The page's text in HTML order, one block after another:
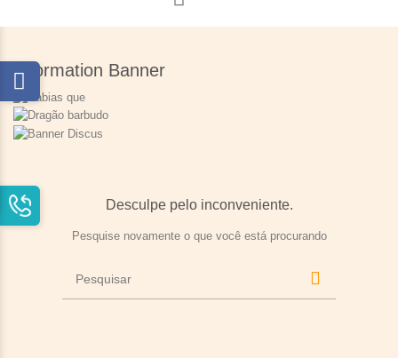
Information Banner
Desculpe pelo inconveniente.
Pesquise novamente o que você está procurando